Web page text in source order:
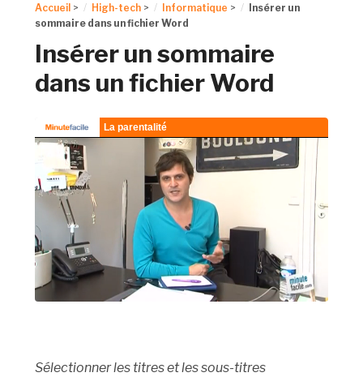
Accueil > High-tech > Informatique >
Insérer un
sommaire dans un fichier Word
Insérer un sommaire
dans un fichier Word
Sélectionner les titres et les sous-titres